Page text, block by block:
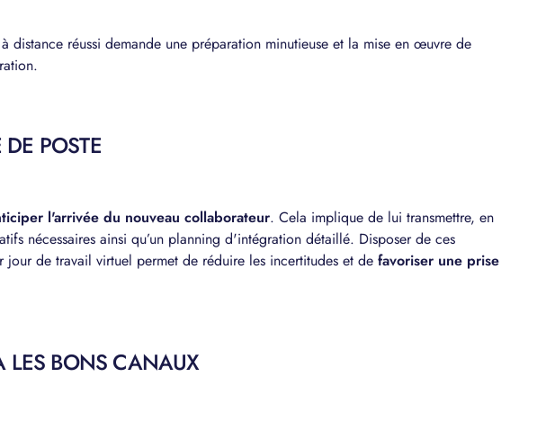
distance réussi demande une préparation minutieuse et la mise en œuvre de
POSTE
l'arrivée du nouveau collaborateur. Cela implique de lui transmettre, en
nécessaires ainsi qu’un planning d'intégration détaillé. Disposer de ces
jour de travail virtuel permet de réduire les incertitudes et defavoriser une prise
BONS CANAUX